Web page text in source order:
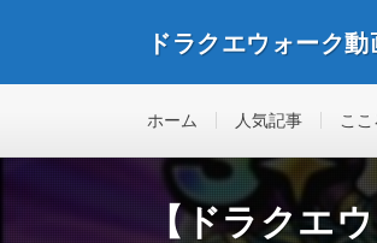
ドラクエウォーク
ホーム 人気記事 ここ
【ドラクエ